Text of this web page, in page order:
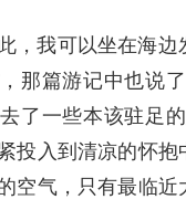
，我可以坐在海边
那篇游记中也说
了一些本该驻足
投入到清凉的怀抱
空气，只有最临近